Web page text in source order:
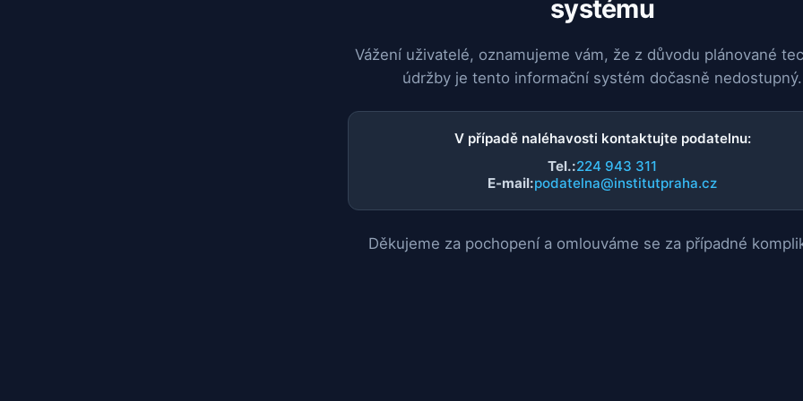
systému
Vážení uživatelé, oznamujeme vám, že z důvodu plánované
údržby je tento informační systém dočasně nedostupný.
V případě naléhavosti kontaktujte podatelnu:
Tel.:224 943 311
E-mail:podatelna@institutpraha.cz
Děkujeme za pochopení a omlouváme se za případné